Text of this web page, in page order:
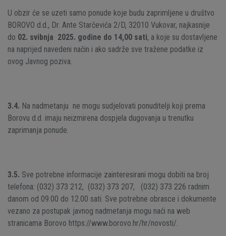
U obzir će se uzeti samo ponude koje budu zaprimljene u društvo
BOROVO d.d., Dr. Ante Starčevića 2/D, 32010 Vukovar, najkasnije
do 02. svibnja 2025. godine do 14,00 sati, a koje su dostavljene
na naprijed navedeni način i ako sadrže sve tražene podatke iz
ovog Javnog poziva.
3.4. Na nadmetanju ne mogu sudjelovati ponuditelji koji prema
Borovu d.d. imaju neizmirena dospjela dugovanja u trenutku
zaprimanja ponude.
3.5. Sve potrebne informacije zainteresirani mogu dobiti na broj
telefona: (032) 373 212, (032) 373 207, (032) 373 226 radnim
danom od 09.00 do 12.00 sati. Sve potrebne obrasce i dokumente
vezano za postupak javnog nadmetanja mogu naći na web
stranicama Borovo https://www.borovo.hr/hr/novosti/.